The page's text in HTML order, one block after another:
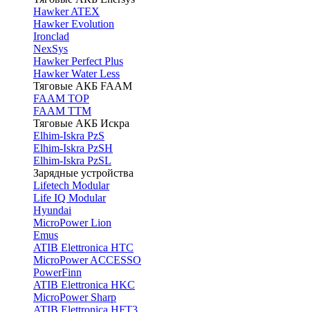
Hawker ATEX
Hawker Evolution
Ironclad
NexSys
Hawker Perfect Plus
Hawker Water Less
Тяговые АКБ FAAM
FAAM TOP
FAAM TTM
Тяговые АКБ Искра
Elhim-Iskra PzS
Elhim-Iskra PzSH
Elhim-Iskra PzSL
Зарядные устройства
Lifetech Modular
Life IQ Modular
Hyundai
MicroPower Lion
Emus
ATIB Elettronica HTC
MicroPower ACCESSO
PowerFinn
ATIB Elettronica HKC
MicroPower Sharp
ATIB Elettronica HFT3